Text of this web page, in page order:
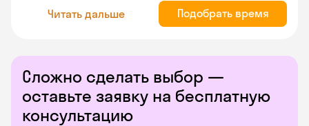
Читать дальше Подобрать время
Сложно сделать выбор —
оставьте заявку на бесплатную
консультацию